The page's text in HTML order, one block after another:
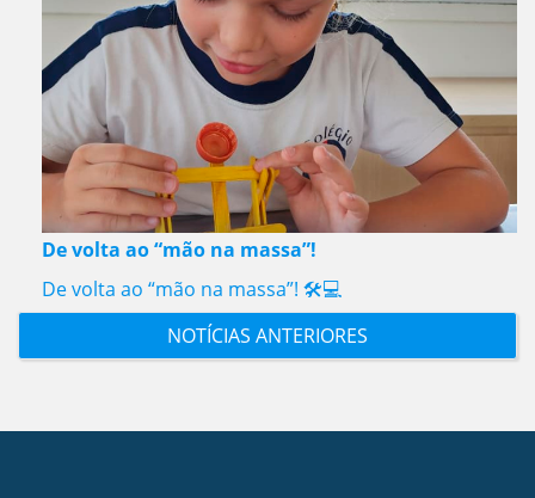
De volta ao “mão na massa”!
De volta ao “mão na massa”! 🛠️💻
NOTÍCIAS ANTERIORES